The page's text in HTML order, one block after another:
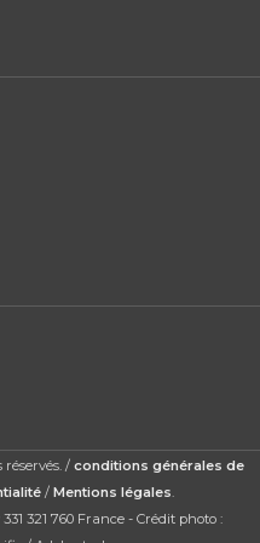
/ conditions générales de
/ Mentions légales.
321 760 France - Crédit photo :